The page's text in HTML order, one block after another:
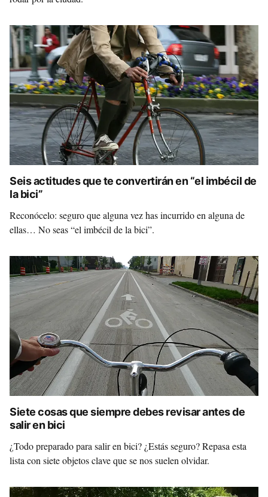
Seis actitudes que te convertirán en “el imbécil de
la bici”
Reconócelo: seguro que alguna vez has incurrido en alguna de
ellas… No seas “el imbécil de la bici”.
Siete cosas que siempre debes revisar antes de
salir en bici
¿Todo preparado para salir en bici? ¿Estás seguro? Repasa esta
lista con siete objetos clave que se nos suelen olvidar.